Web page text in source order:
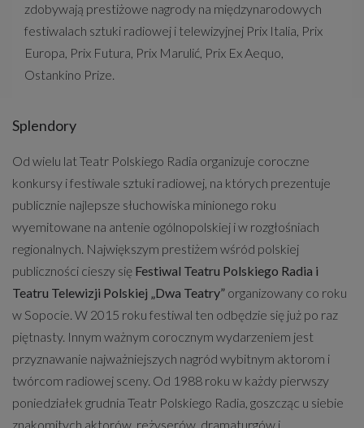
zdobywają prestiżowe nagrody na międzynarodowych
festiwalach sztuki radiowej i telewizyjnej Prix Italia, Prix
Europa, Prix Futura, Prix Marulić, Prix Ex Aequo,
Ostankino Prize.
Splendory
Od wielu lat Teatr Polskiego Radia organizuje coroczne
konkursy i festiwale sztuki radiowej, na których prezentuje
publicznie najlepsze słuchowiska minionego roku
wyemitowane na antenie ogólnopolskiej i w rozgłośniach
regionalnych. Największym prestiżem wśród polskiej
publiczności cieszy się Festiwal Teatru Polskiego Radia i
Teatru Telewizji Polskiej „Dwa Teatry” organizowany co roku
w Sopocie. W 2015 roku festiwal ten odbędzie się już po raz
piętnasty. Innym ważnym corocznym wydarzeniem jest
przyznawanie najważniejszych nagród wybitnym aktorom i
twórcom radiowej sceny. Od 1988 roku w każdy pierwszy
poniedziałek grudnia Teatr Polskiego Radia, goszcząc u siebie
znakomitych aktorów, reżyserów, dramaturgów i